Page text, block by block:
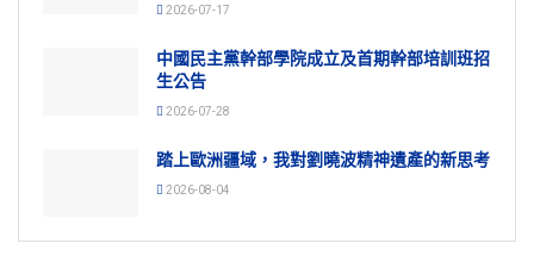
2026-07-17
中國民主黨幹部學院成立及首期幹部培訓班招
生公告
2026-07-28
踏上歐洲疆域，我對劉曉波精神遺產的新思考
2026-08-04